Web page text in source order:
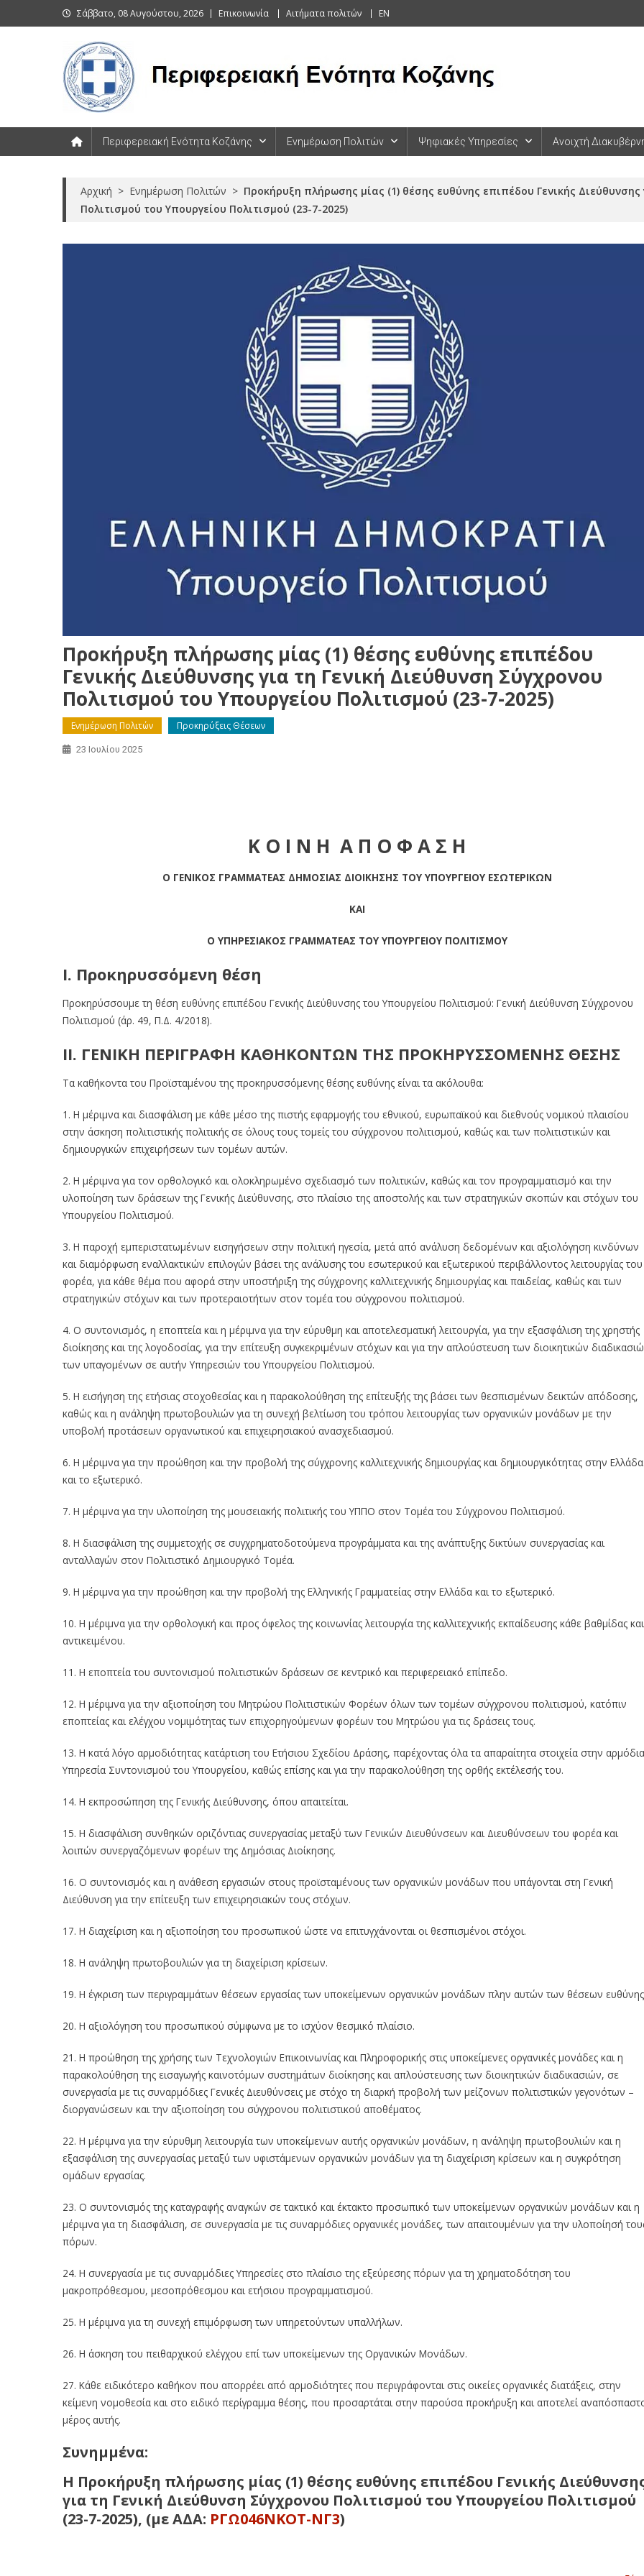
to
Σάββατο, 08 Αυγούστου, 2026 Επικοινωνία Αιτήματα πολιτών EN
Περιφερειακή Ενότητα Κοζάνης Ενημέρωση Πολιτών Ψηφιακές Υπηρεσίες Ανοιχτή
Αρχική > Ενημέρωση Πολιτών > Προκήρυξη πλήρωσης μίας (1) θέσης ευθύνης επιπέδου Γενικής Διεύθυνσης
Πολιτισμού του Υπουργείου Πολιτισμού (23-7-2025)
Προκήρυξη πλήρωσης μίας (1) θέσης ευθύνης επιπέδου
Γενικής Διεύθυνσης για τη Γενική Διεύθυνση Σύγχρονου
Πολιτισμού του Υπουργείου Πολιτισμού (23-7-2025)
Ενημέρωση Πολιτών Προκηρύξεις Θέσεων
23 Ιουλίου 2025
Κ Ο Ι Ν Η Α Π Ο Φ Α Σ Η
Ο ΓΕΝΙΚΟΣ ΓΡΑΜΜΑΤΕΑΣ ΔΗΜΟΣΙΑΣ ΔΙΟΙΚΗΣΗΣ ΤΟΥ ΥΠΟΥΡΓΕΙΟΥ ΕΣΩΤΕΡΙΚΩΝ
ΚΑΙ
Ο ΥΠΗΡΕΣΙΑΚΟΣ ΓΡΑΜΜΑΤΕΑΣ ΤΟΥ ΥΠΟΥΡΓΕΙΟΥ ΠΟΛΙΤΙΣΜΟΥ
I. Προκηρυσσόμενη θέση
Προκηρύσσουμε τη θέση ευθύνης επιπέδου Γενικής Διεύθυνσης του Υπουργείου Πολιτισμού: Γενική Διεύθυνση Σύγχρονου
Πολιτισμού (άρ. 49, Π.Δ. 4/2018).
ΙΙ. ΓΕΝΙΚΗ ΠΕΡΙΓΡΑΦΗ ΚΑΘΗΚΟΝΤΩΝ ΤΗΣ ΠΡΟΚΗΡΥΣΣΟΜΕΝΗΣ ΘΕΣΗΣ
Τα καθήκοντα του Προϊσταμένου της προκηρυσσόμενης θέσης ευθύνης είναι τα ακόλουθα:
1. Η μέριμνα και διασφάλιση με κάθε μέσο της πιστής εφαρμογής του εθνικού, ευρωπαϊκού και διεθνούς νομικού πλαισίου
στην άσκηση πολιτιστικής πολιτικής σε όλους τους τομείς του σύγχρονου πολιτισμού, καθώς και των πολιτιστικών και
δημιουργικών επιχειρήσεων των τομέων αυτών.
2. Η μέριμνα για τον ορθολογικό και ολοκληρωμένο σχεδιασμό των πολιτικών, καθώς και τον προγραμματισμό και την
υλοποίηση των δράσεων της Γενικής Διεύθυνσης, στο πλαίσιο της αποστολής και των στρατηγικών σκοπών και στόχων του
Υπουργείου Πολιτισμού.
3. Η παροχή εμπεριστατωμένων εισηγήσεων στην πολιτική ηγεσία, μετά από ανάλυση δεδομένων και αξιολόγηση κινδύνων
και διαμόρφωση εναλλακτικών επιλογών βάσει της ανάλυσης του εσωτερικού και εξωτερικού περιβάλλοντος λειτουργίας του
φορέα, για κάθε θέμα που αφορά στην υποστήριξη της σύγχρονης καλλιτεχνικής δημιουργίας και παιδείας, καθώς και των
στρατηγικών στόχων και των προτεραιοτήτων στον τομέα του σύγχρονου πολιτισμού.
4. Ο συντονισμός, η εποπτεία και η μέριμνα για την εύρυθμη και αποτελεσματική λειτουργία, για την εξασφάλιση της χρηστής
διοίκησης και της λογοδοσίας, για την επίτευξη συγκεκριμένων στόχων και για την απλούστευση των διοικητικών
των υπαγομένων σε αυτήν Υπηρεσιών του Υπουργείου Πολιτισμού.
5. Η εισήγηση της ετήσιας στοχοθεσίας και η παρακολούθηση της επίτευξής της βάσει των θεσπισμένων δεικτών απόδοσης,
καθώς και η ανάληψη πρωτοβουλιών για τη συνεχή βελτίωση του τρόπου λειτουργίας των οργανικών μονάδων με την
υποβολή προτάσεων οργανωτικού και επιχειρησιακού ανασχεδιασμού.
6. Η μέριμνα για την προώθηση και την προβολή της σύγχρονης καλλιτεχνικής δημιουργίας και δημιουργικότητας στην Ελλάδα
και το εξωτερικό.
7. Η μέριμνα για την υλοποίηση της μουσειακής πολιτικής του ΥΠΠΟ στον Τομέα του Σύγχρονου Πολιτισμού.
8. Η διασφάλιση της συμμετοχής σε συγχρηματοδοτούμενα προγράμματα και της ανάπτυξης δικτύων συνεργασίας και
ανταλλαγών στον Πολιτιστικό Δημιουργικό Τομέα.
9. Η μέριμνα για την προώθηση και την προβολή της Ελληνικής Γραμματείας στην Ελλάδα και το εξωτερικό.
10. Η μέριμνα για την ορθολογική και προς όφελος της κοινωνίας λειτουργία της καλλιτεχνικής εκπαίδευσης κάθε βαθμίδας και
αντικειμένου.
11. Η εποπτεία του συντονισμού πολιτιστικών δράσεων σε κεντρικό και περιφερειακό επίπεδο.
12. Η μέριμνα για την αξιοποίηση του Μητρώου Πολιτιστικών Φορέων όλων των τομέων σύγχρονου πολιτισμού, κατόπιν
εποπτείας και ελέγχου νομιμότητας των επιχορηγούμενων φορέων του Μητρώου για τις δράσεις τους.
13. Η κατά λόγο αρμοδιότητας κατάρτιση του Ετήσιου Σχεδίου Δράσης, παρέχοντας όλα τα απαραίτητα στοιχεία στην αρμόδια
Υπηρεσία Συντονισμού του Υπουργείου, καθώς επίσης και για την παρακολούθηση της ορθής εκτέλεσής του.
14. Η εκπροσώπηση της Γενικής Διεύθυνσης, όπου απαιτείται.
15. Η διασφάλιση συνθηκών οριζόντιας συνεργασίας μεταξύ των Γενικών Διευθύνσεων και Διευθύνσεων του φορέα και
λοιπών συνεργαζόμενων φορέων της Δημόσιας Διοίκησης.
16. Ο συντονισμός και η ανάθεση εργασιών στους προϊσταμένους των οργανικών μονάδων που υπάγονται στη Γενική
Διεύθυνση για την επίτευξη των επιχειρησιακών τους στόχων.
17. Η διαχείριση και η αξιοποίηση του προσωπικού ώστε να επιτυγχάνονται οι θεσπισμένοι στόχοι.
18. Η ανάληψη πρωτοβουλιών για τη διαχείριση κρίσεων.
19. Η έγκριση των περιγραμμάτων θέσεων εργασίας των υποκείμενων οργανικών μονάδων πλην αυτών των θέσεων
20. Η αξιολόγηση του προσωπικού σύμφωνα με το ισχύον θεσμικό πλαίσιο.
21. Η προώθηση της χρήσης των Τεχνολογιών Επικοινωνίας και Πληροφορικής στις υποκείμενες οργανικές μονάδες και η
παρακολούθηση της εισαγωγής καινοτόμων συστημάτων διοίκησης και απλούστευσης των διοικητικών διαδικασιών, σε
συνεργασία με τις συναρμόδιες Γενικές Διευθύνσεις με στόχο τη διαρκή προβολή των μείζονων πολιτιστικών γεγονότων –
διοργανώσεων και την αξιοποίηση του σύγχρονου πολιτιστικού αποθέματος.
22. Η μέριμνα για την εύρυθμη λειτουργία των υποκείμενων αυτής οργανικών μονάδων, η ανάληψη πρωτοβουλιών και η
εξασφάλιση της συνεργασίας μεταξύ των υφιστάμενων οργανικών μονάδων για τη διαχείριση κρίσεων και η συγκρότηση
ομάδων εργασίας.
23. Ο συντονισμός της καταγραφής αναγκών σε τακτικό και έκτακτο προσωπικό των υποκείμενων οργανικών μονάδων και η
μέριμνα για τη διασφάλιση, σε συνεργασία με τις συναρμόδιες οργανικές μονάδες, των απαιτουμένων για την υλοποίησή
πόρων.
24. Η συνεργασία με τις συναρμόδιες Υπηρεσίες στο πλαίσιο της εξεύρεσης πόρων για τη χρηματοδότηση του
μακροπρόθεσμου, μεσοπρόθεσμου και ετήσιου προγραμματισμού.
25. Η μέριμνα για τη συνεχή επιμόρφωση των υπηρετούντων υπαλλήλων.
26. Η άσκηση του πειθαρχικού ελέγχου επί των υποκείμενων της Οργανικών Μονάδων.
27. Κάθε ειδικότερο καθήκον που απορρέει από αρμοδιότητες που περιγράφονται στις οικείες οργανικές διατάξεις, στην
κείμενη νομοθεσία και στο ειδικό περίγραμμα θέσης, που προσαρτάται στην παρούσα προκήρυξη και αποτελεί
μέρος αυτής.
Συνημμένα:
Η Προκήρυξη πλήρωσης μίας (1) θέσης ευθύνης επιπέδου Γενικής
για τη Γενική Διεύθυνση Σύγχρονου Πολιτισμού του Υπουργείου Πολιτισμού
(23-7-2025), (με ΑΔΑ: ΡΓΩ046ΝΚΟΤ-ΝΓ3)